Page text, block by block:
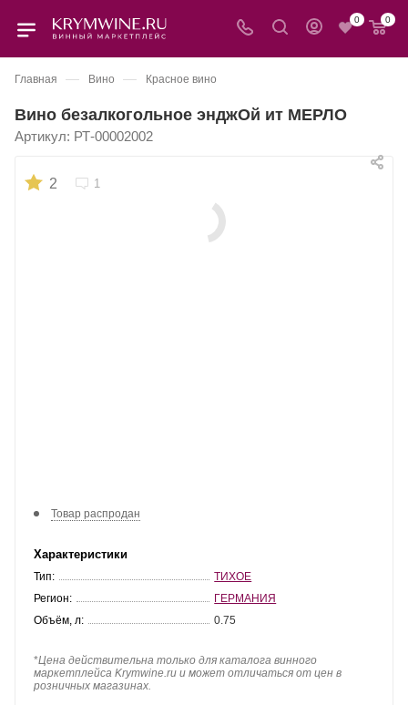
0 0
Главная — Вино — Красное вино
Вино безалкогольное энджОй ит МЕРЛО
Артикул: РТ-00002002
2 1
Товар распродан
Характеристики
Тип:
ТИХОЕ
Регион:
ГЕРМАНИЯ
Объём, л:
0.75
*Цена действительна только для каталога винного
маркетплейса Krymwine.ru и может отличаться от цен в
розничных магазинах.